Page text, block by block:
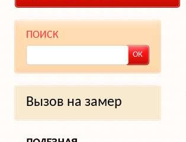
ПОИСК
Вызов на замер